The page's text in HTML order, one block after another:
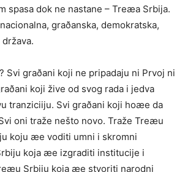
spasa dok ne nastane – Treæa Srbija.
graðanska, demokratska,
Svi graðani koji ne pripadaju ni Prvoj ni
koji žive od svog rada i jedva
tranziciiju. Svi graðani koji hoæe da
oni traže nešto novo. Traže Treæu
koju æe voditi umni i skromni
koja æe izgraditi institucije i
Srbiju koja æe stvoriti narodni